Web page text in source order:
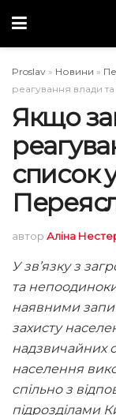
Proslav » Новини »
реагування влади
Якщо
список
автор Аліна
У зв’язку з
та
наявними
захисту
надзвичайних
населення
спільно з
підрозділами